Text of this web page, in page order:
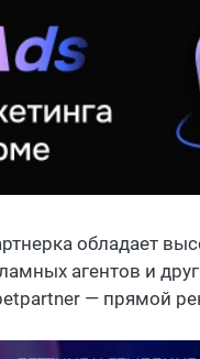
обладает
агентов и
— прямой